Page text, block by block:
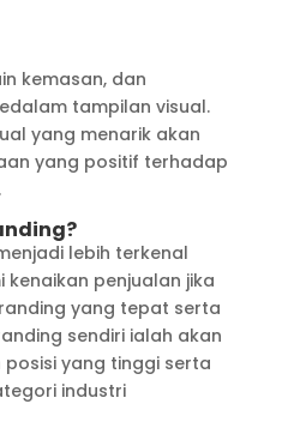
kemasan, dan
tampilan visual.
yang menarik akan
yang positif terhadap
lebih terkenal
penjualan jika
yang tepat serta
sendiri ialah akan
yang tinggi serta
industri